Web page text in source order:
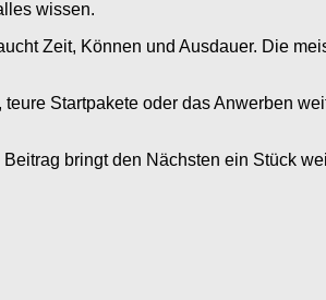
wissen.
Zeit, Können und Ausdauer. Die
Startpakete oder das Anwerben
bringt den Nächsten ein Stück